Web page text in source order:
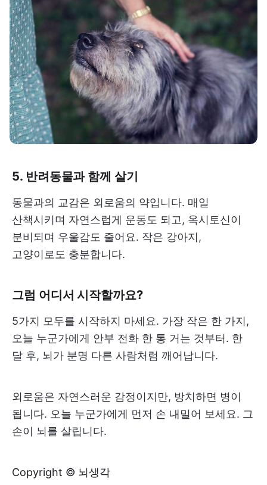
5. 반려동물과 함께 살기
동물과의 교감은 외로움의 약입니다. 매일
산책시키며 자연스럽게 운동도 되고, 옥시토신이
분비되며 우울감도 줄어요. 작은 강아지,
고양이로도 충분합니다.
그럼 어디서 시작할까요?
5가지 모두를 시작하지 마세요. 가장 작은 한 가지,
오늘 누군가에게 안부 전화 한 통 거는 것부터. 한
달 후, 뇌가 분명 다른 사람처럼 깨어납니다.
외로움은 자연스러운 감정이지만, 방치하면 병이
됩니다. 오늘 누군가에게 먼저 손 내밀어 보세요. 그
손이 뇌를 살립니다.
Copyright © 뇌생각